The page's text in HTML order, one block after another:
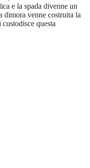
e la spada divenne un
dimora venne costruita la
questa